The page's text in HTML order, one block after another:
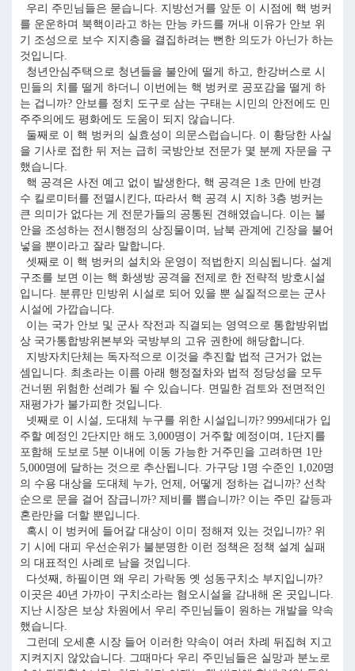
우리 주민님들은 묻습니다. 지방선거를 앞둔 이 시점에 핵 벙커
를 운운하며 북핵이라고 하는 만능 카드를 꺼내 이유가 안보 위
기 조성으로 보수 지지층을 결집하려는 뻔한 의도가 아닌가 하는
것입니다.
청년안심주택으로 청년들을 불안에 떨게 하고, 한강버스로 시
민들의 치를 떨게 하더니 이번에는 핵 벙커로 공포감을 떨게 하
는 겁니까? 안보를 정치 도구로 삼는 구태는 시민의 안전에도 민
주주의에도 평화에도 도움이 되지 않습니다.
둘째로 이 핵 벙커의 실효성이 의문스럽습니다. 이 황당한 사실
을 기사로 접한 뒤 저는 급히 국방안보 전문가 몇 분께 자문을 구
했습니다.
핵 공격은 사전 예고 없이 발생한다, 핵 공격은 1초 만에 반경
수 킬로미터를 전멸시킨다, 따라서 핵 공격 시 지하 3층 벙커는
큰 의미가 없다는 게 전문가들의 공통된 견해였습니다. 이는 불
안을 조성하는 전시행정의 상징물이며, 남북 관계에 긴장을 불어
넣을 뿐이라고 잘라 말합니다.
셋째로 이 핵 벙커의 설치와 운영이 적법한지 의심됩니다. 설계
구조를 보면 이는 핵 화생방 공격을 전제로 한 전략적 방호시설
입니다. 분류만 민방위 시설로 되어 있을 뿐 실질적으로는 군사
시설에 가깝습니다.
이는 국가 안보 및 군사 작전과 직결되는 영역으로 통합방위법
상 국가통합방위본부와 국방부의 고유 권한에 해당합니다.
지방자치단체는 독자적으로 이것을 추진할 법적 근거가 없는
셈입니다. 최초라는 이름 아래 행정절차와 법적 정당성을 모두
건너뛴 위험한 선례가 될 수 있습니다. 면밀한 검토와 전면적인
재평가가 불가피한 것입니다.
넷째로 이 시설, 도대체 누구를 위한 시설입니까? 999세대가 입
주할 예정인 2단지만 해도 3,000명이 거주할 예정이며, 1단지를
포함해 도보로 5분 이내에 이동 가능한 거주민을 고려하면 1만
5,000명에 달하는 것으로 추산됩니다. 가구당 1명 수준인 1,020명
의 수용 대상을 도대체 누가, 언제, 어떻게 정하는 겁니까? 선착
순으로 문을 걸어 잠급니까? 제비를 뽑습니까? 이는 주민 갈등과
혼란만을 더할 뿐입니다.
혹시 이 벙커에 들어갈 대상이 이미 정해져 있는 것입니까? 위
기 시에 대피 우선순위가 불분명한 이런 정책은 정책 설계 실패
의 대표적인 사례로 남을 것입니다.
다섯째, 하필이면 왜 우리 가락동 옛 성동구치소 부지입니까?
이곳은 40년 가까이 구치소라는 혐오시설을 감내해 온 곳입니다.
지난 시장은 보상 차원에서 우리 주민님들이 원하는 개발을 약속
했습니다.
그런데 오세훈 시장 들어 이러한 약속이 여러 차례 뒤집혀 지고
지켜지지 않았습니다. 그때마다 우리 주민님들은 실망과 분노로